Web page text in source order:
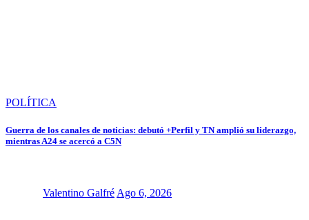
POLÍTICA
Guerra de los canales de noticias: debutó +Perfil y TN amplió su liderazgo,
mientras A24 se acercó a C5N
Valentino Galfré Ago 6, 2026